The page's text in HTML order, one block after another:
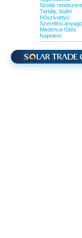
Szolár
Tartály, bojler
Hőszivattyú
Szerelési
Medence fűtés
Napelem